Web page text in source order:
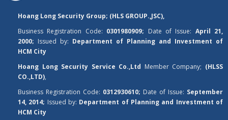
Hoang Long Security Group; (HLS GROUP.,JSC),
Business Registration Code: 0301980909; Date of Issue: April 21,
2000; Issued by: Department of Planning and Investment of
HCM City
Hoang Long Security Service Co.,Ltd Member Company; (HLSS
CO.,LTD),
Business Registration Code: 0312930610; Date of Issue: September
14, 2014; Issued by: Department of Planning and Investment of
HCM City